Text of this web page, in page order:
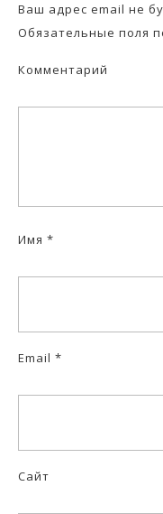
Ваш адрес email не
Обязательные поля
Комментарий
Имя *
Email *
Сайт